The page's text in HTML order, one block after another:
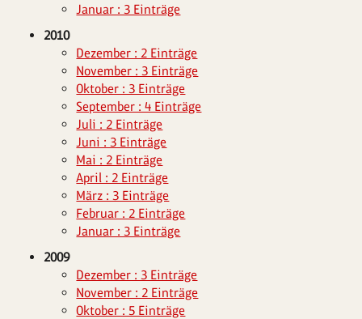
Januar : 3 Einträge
2010
Dezember : 2 Einträge
November : 3 Einträge
Oktober : 3 Einträge
September : 4 Einträge
Juli : 2 Einträge
Juni : 3 Einträge
Mai : 2 Einträge
April : 2 Einträge
März : 3 Einträge
Februar : 2 Einträge
Januar : 3 Einträge
2009
Dezember : 3 Einträge
November : 2 Einträge
Oktober : 5 Einträge